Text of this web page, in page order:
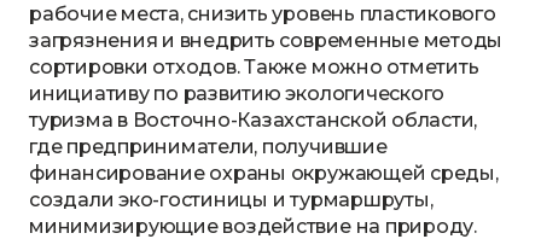
рабочие места, снизить уровень пластикового
загрязнения и внедрить современные методы
сортировки отходов. Также можно отметить
инициативу по развитию экологического
туризма в Восточно-Казахстанской области,
где предприниматели, получившие
финансирование охраны окружающей среды,
создали эко-гостиницы и турмаршруты,
минимизирующие воздействие на природу.